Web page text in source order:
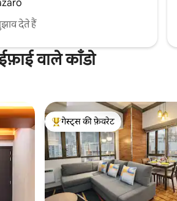
देते हैं
वाले काँडो
गेस्ट्स का टॉप फ़ेवरेट
गेस्ट्स की फ़ेवरेट